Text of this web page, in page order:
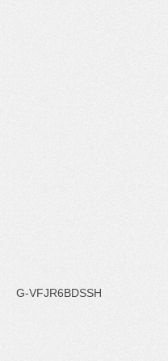
G-VFJR6BDSSH